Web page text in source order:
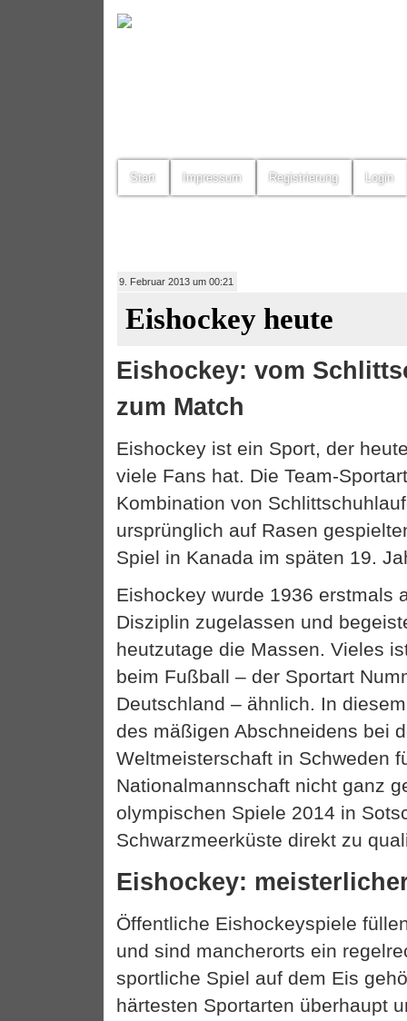
Start Impressum Registrierung Login
9. Februar 2013 um 00:21
Eishockey heute
Eishockey: vom
zum Match
Eishockey ist ein Sport, der
viele Fans hat. Die Team-
Kombination von
ursprünglich auf Rasen
Spiel in Kanada im späten 19.
Eishockey wurde 1936 erstmals
Disziplin zugelassen und
heutzutage die Massen. Vieles
beim Fußball – der Sportart
Deutschland – ähnlich. In
des mäßigen Abschneidens bei
Weltmeisterschaft in Schweden
Nationalmannschaft nicht ganz
olympischen Spiele 2014 in
Schwarzmeerküste direkt zu
Eishockey:
Öffentliche Eishockeyspiele
und sind mancherorts ein
sportliche Spiel auf dem Eis
härtesten Sportarten überhaupt